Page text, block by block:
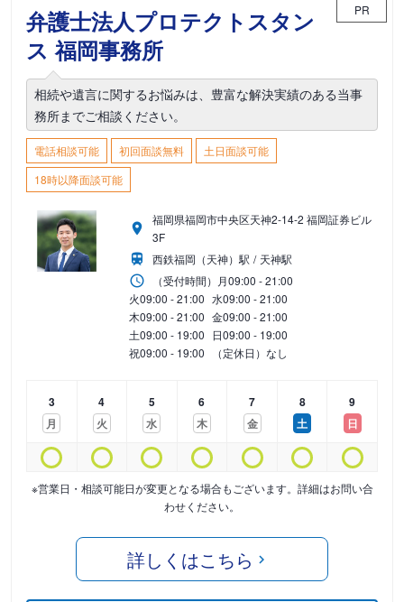
弁護士法人プロテクトスタン
ス 福岡事務所
PR
相続や遺言に関するお悩みは、豊富な解決実績のある当事
務所までご相談ください。
電話相談可能 初回面談無料
土日面談可能
18時以降面談可能
福岡県福岡市中央区天神2-14-2 福岡証券ビル
3F
西鉄福岡（天神）駅
天神駅
（受付時間） 月09:00 - 21:00
火09:00 - 21:00 水09:00 - 21:00
木09:00 - 21:00 金09:00 - 21:00
土09:00 - 19:00 日09:00 - 19:00
祝09:00 - 19:00 （定休日）なし
3
月
4
火
5
水
6
木
7
金
8
土
9
日
※営業日・相談可能日が変更となる場合もございます。詳細はお問い合
わせください。
詳しくはこちら